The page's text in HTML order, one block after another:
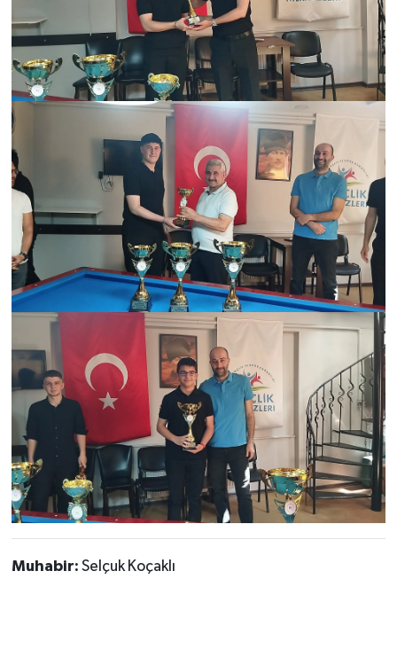
Muhabir: Selçuk Koçaklı